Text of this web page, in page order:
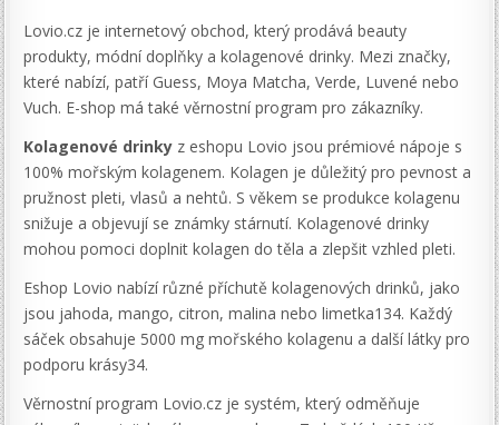
Lovio.cz je internetový obchod, který prodává beauty
produkty, módní doplňky a kolagenové drinky. Mezi značky,
které nabízí, patří Guess, Moya Matcha, Verde, Luvené nebo
Vuch. E-shop má také věrnostní program pro zákazníky.
Kolagenové drinky z eshopu Lovio jsou prémiové nápoje s
100% mořským kolagenem. Kolagen je důležitý pro pevnost a
pružnost pleti, vlasů a nehtů. S věkem se produkce kolagenu
snižuje a objevují se známky stárnutí. Kolagenové drinky
mohou pomoci doplnit kolagen do těla a zlepšit vzhled pleti.
Eshop Lovio nabízí různé příchutě kolagenových drinků, jako
jsou jahoda, mango, citron, malina nebo limetka134. Každý
sáček obsahuje 5000 mg mořského kolagenu a další látky pro
podporu krásy34.
Věrnostní program Lovio.cz je systém, který odměňuje